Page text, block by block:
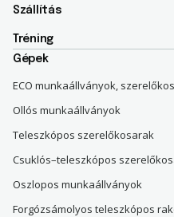
Szállítás
Tréning
Gépek
ECO munkaállványok,
Ollós munkaállványok
Teleszkópos szerelőkosarak
Csuklós–teleszkópos
Oszlopos munkaállványok
Forgózsámolyos teleszkópos